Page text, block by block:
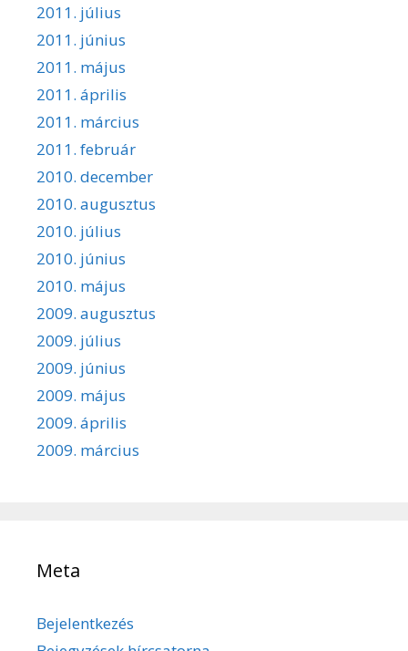
2011. július
2011. június
2011. május
2011. április
2011. március
2011. február
2010. december
2010. augusztus
2010. július
2010. június
2010. május
2009. augusztus
2009. július
2009. június
2009. május
2009. április
2009. március
Meta
Bejelentkezés